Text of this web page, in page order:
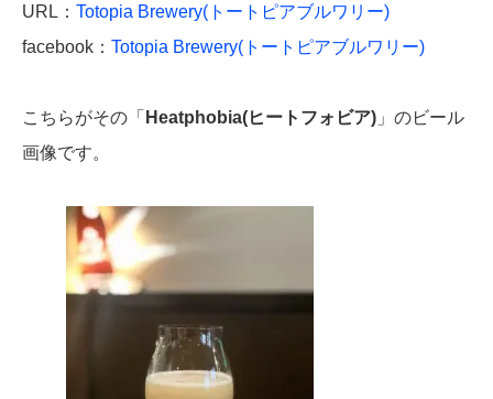
URL： Totopia Brewery(トートピアブルワリー)
facebook： Totopia Brewery(トートピアブルワリー)
こちらがその「 Heatphobia(ヒートフォビア) 」のビール
画像です。